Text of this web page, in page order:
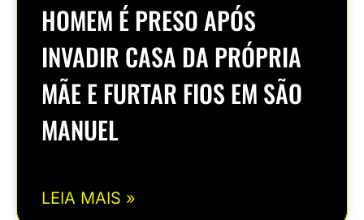
HOMEM É PRESO APÓS
INVADIR CASA DA PRÓPRIA
MÃE E FURTAR FIOS EM SÃO
MANUEL
LEIA MAIS »